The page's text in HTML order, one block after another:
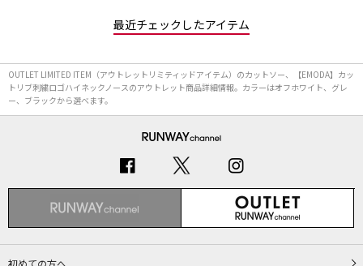
最近チェックしたアイテム
OUTLET LIMITED ITEM（アウトレットリミティッドアイテム）のカットソー、【EMODA】カッ
トリブ刺繍ロゴハイネックノースのアウトレット商品詳細情報。カラーはオフホワイト、グレ
ー、ブラックから選べます。